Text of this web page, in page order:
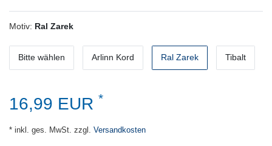
Motiv: Ral Zarek
Bitte wählen Arlinn Kord Ral Zarek Tibalt
16,99 EUR *
* inkl. ges. MwSt. zzgl. Versandkosten